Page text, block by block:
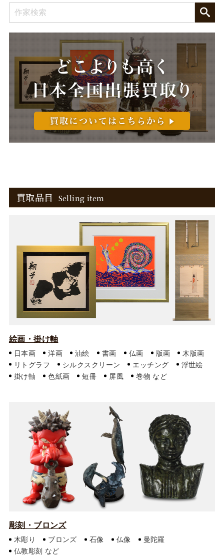
買取品目 Selling item
絵画・掛け軸
日本画 洋画 油絵 書画 仏画 版画
木版画
リトグラフ
シルクスクリーン エッチング
浮世絵
掛け軸
色紙画 短冊 屏風 巻物
彫刻・ブロンズ
木彫り ブロンズ 石像 仏像
曼陀羅
仏教彫刻